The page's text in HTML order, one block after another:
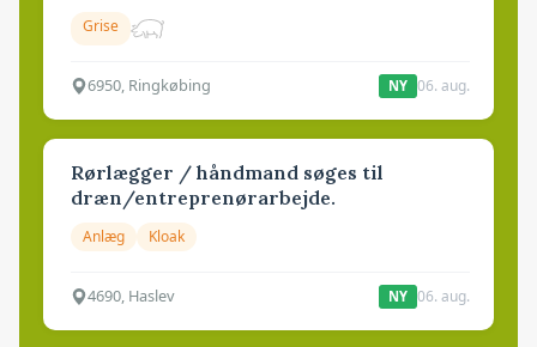
Grise
6950, Ringkøbing NY 06. aug.
Rørlægger / håndmand søges til
dræn/entreprenørarbejde.
Anlæg Kloak
4690, Haslev NY 06. aug.